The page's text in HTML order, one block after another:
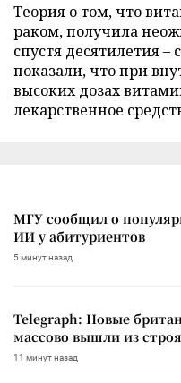
Теория о том, что
раком, получила
спустя десятилетия
показали, что при
высоких дозах
лекарственное
МГУ сообщил о
ИИ у абитуриентов
5 минут назад
Telegraph: Новые
массово вышли из строя
11 минут назад